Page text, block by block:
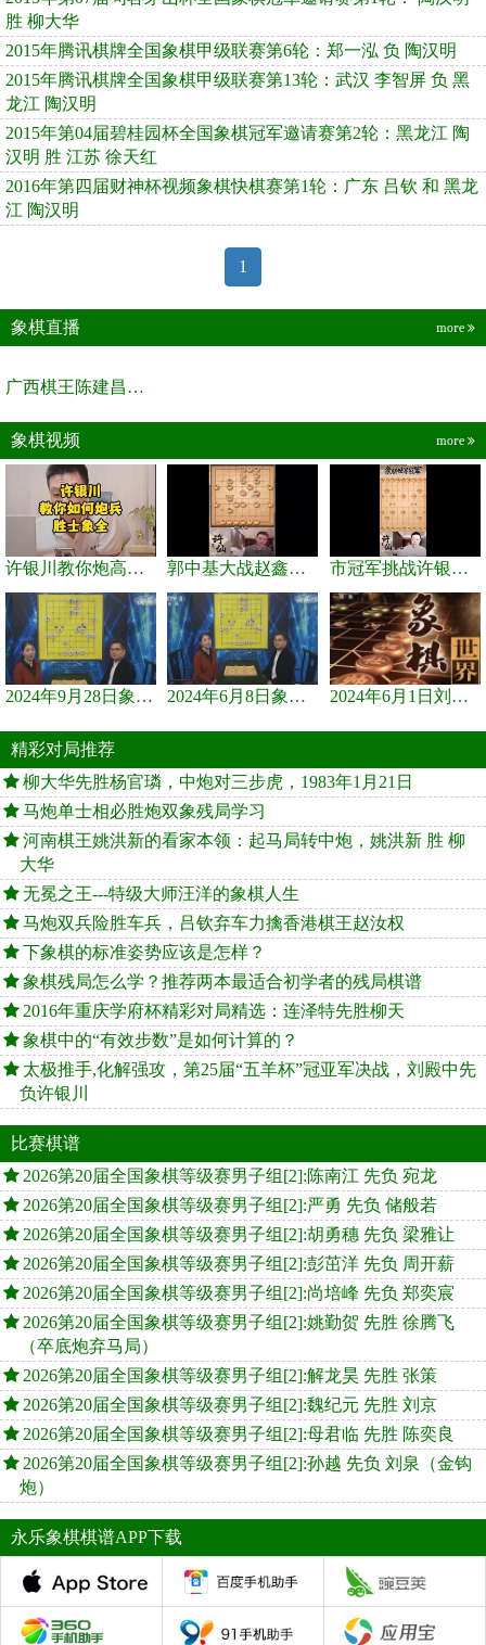
胜 柳大华
2015年腾讯棋牌全国象棋甲级联赛第6轮：郑一泓 负 陶汉明
2015年腾讯棋牌全国象棋甲级联赛第13轮：武汉 李智屏 负 黑
龙江 陶汉明
2015年第04届碧桂园杯全国象棋冠军邀请赛第2轮：黑龙江 陶
汉明 胜 江苏 徐天红
2016年第四届财神杯视频象棋快棋赛第1轮：广东 吕钦 和 黑龙
江 陶汉明
1
象棋直播 more
广西棋王陈建昌直播间
象棋视频 more
许银川教你炮高兵士象全如何赢士象全，简单四步即可 郭中基大战赵鑫鑫，许银川激情讲解 市冠军挑战许银川，急进中兵变化真激烈！
2024年9月28日象棋世界栏目，刘君、蒋川讲解了第九届杨官璘杯象棋... 2024年6月8日象棋世界，刘君、蒋川讲解了第九届杨官璘杯全国象棋... 2024年6月1日刘君、蒋川讲解第三届上海杯象棋大师赛谢靖与李少庚...
精彩对局推荐
柳大华先胜杨官璘，中炮对三步虎，1983年1月21日
马炮单士相必胜炮双象残局学习
河南棋王姚洪新的看家本领：起马局转中炮，姚洪新 胜 柳
大华
无冕之王---特级大师汪洋的象棋人生
马炮双兵险胜车兵，吕钦弃车力擒香港棋王赵汝权
下象棋的标准姿势应该是怎样？
象棋残局怎么学？推荐两本最适合初学者的残局棋谱
2016年重庆学府杯精彩对局精选：连泽特先胜柳天
象棋中的“有效步数”是如何计算的？
太极推手,化解强攻，第25届“五羊杯”冠亚军决战，刘殿中先
负许银川
比赛棋谱
2026第20届全国象棋等级赛男子组[2]:陈南江 先负 宛龙
2026第20届全国象棋等级赛男子组[2]:严勇 先负 储般若
2026第20届全国象棋等级赛男子组[2]:胡勇穗 先负 梁雅让
2026第20届全国象棋等级赛男子组[2]:彭茁洋 先负 周开薪
2026第20届全国象棋等级赛男子组[2]:尚培峰 先负 郑奕宸
2026第20届全国象棋等级赛男子组[2]:姚勤贺 先胜 徐腾飞
（卒底炮弃马局）
2026第20届全国象棋等级赛男子组[2]:解龙昊 先胜 张策
2026第20届全国象棋等级赛男子组[2]:魏纪元 先胜 刘京
2026第20届全国象棋等级赛男子组[2]:母君临 先胜 陈奕良
2026第20届全国象棋等级赛男子组[2]:孙越 先负 刘泉（金钩
炮）
永乐象棋棋谱APP下载